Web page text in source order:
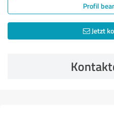
Profil
Jetzt